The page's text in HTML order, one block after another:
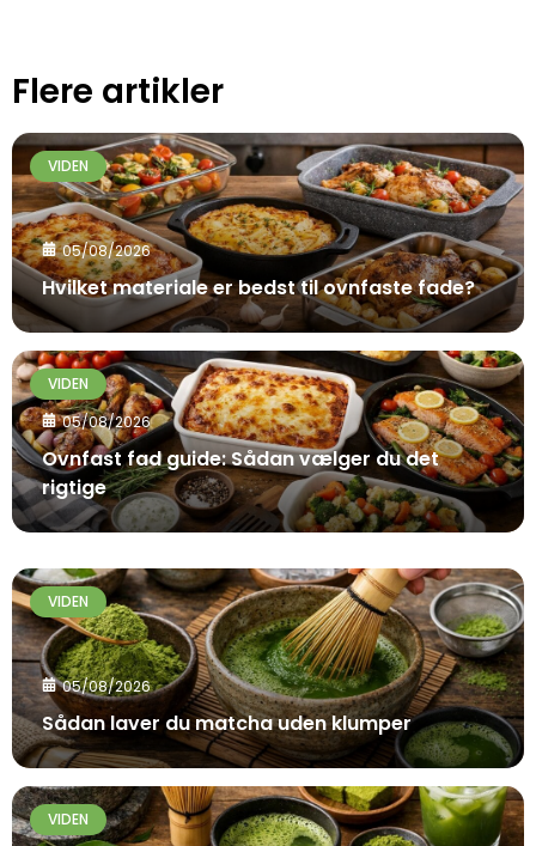
Flere artikler
VIDEN
05/08/2026
Hvilket materiale er bedst til ovnfaste fade?
VIDEN
05/08/2026
Ovnfast fad guide: Sådan vælger du det
rigtige
VIDEN
05/08/2026
Sådan laver du matcha uden klumper
VIDEN